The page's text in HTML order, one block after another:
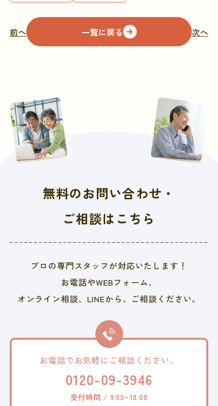
前へ 一覧に戻る 次へ
無料のお問い合わせ・
ご相談はこちら
プロの専門スタッフが対応いたします！
お電話やWEBフォーム、
オンライン相談、LINEから、 ご相談ください。
お電話でお気軽に ご相談ください。
0120-09-3946
受付時間 / 9:00~18:00